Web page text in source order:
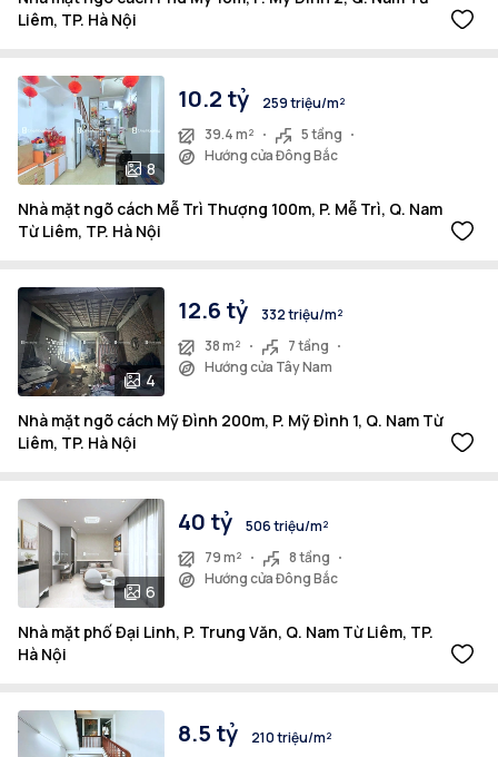
Liêm, TP. Hà Nội
8
10.2 tỷ
259 triệu/m²
39.4 m²
5 tầng
Hướng cửa Đông Bắc
Nhà mặt ngõ cách Mễ Trì Thượng 100m, P. Mễ Trì, Q. Nam
Từ Liêm, TP. Hà Nội
4
12.6 tỷ
332 triệu/m²
38 m²
7 tầng
Hướng cửa Tây Nam
Nhà mặt ngõ cách Mỹ Đình 200m, P. Mỹ Đình 1, Q. Nam Từ
Liêm, TP. Hà Nội
6
40 tỷ
506 triệu/m²
79 m²
8 tầng
Hướng cửa Đông Bắc
Nhà mặt phố Đại Linh, P. Trung Văn, Q. Nam Từ Liêm, TP.
Hà Nội
8.5 tỷ
210 triệu/m²